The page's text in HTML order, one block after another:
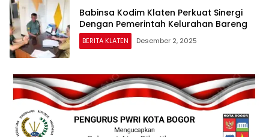
Babinsa Kodim Klaten Perkuat Sinergi
Dengan Pemerintah Kelurahan Bareng
BERITA KLATEN Desember 2, 2025